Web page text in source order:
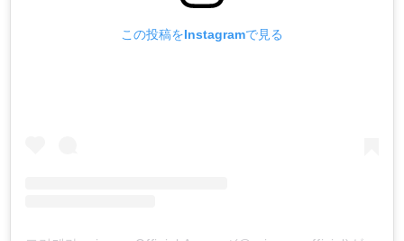
この投稿をInstagramで見る